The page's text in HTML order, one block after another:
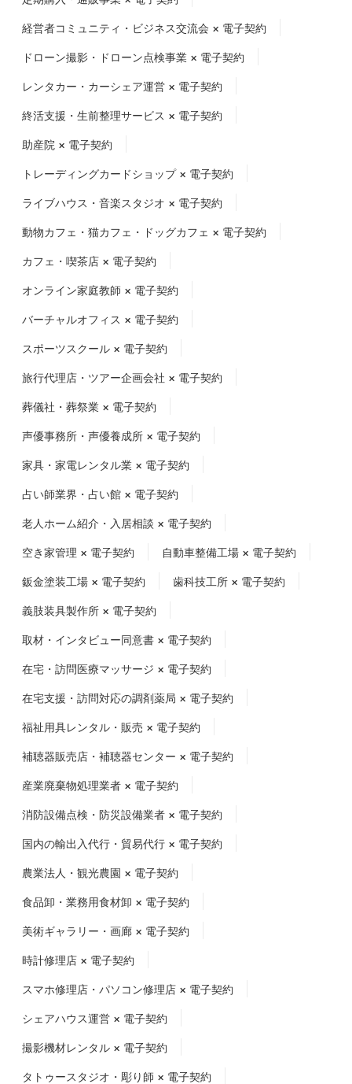
経営者コミュニティ・ビジネス交流会 × 電子契約
ドローン撮影・ドローン点検事業 × 電子契約
レンタカー・カーシェア運営 × 電子契約
終活支援・生前整理サービス × 電子契約
助産院 × 電子契約
トレーディングカードショップ × 電子契約
ライブハウス・音楽スタジオ × 電子契約
動物カフェ・猫カフェ・ドッグカフェ × 電子契約
カフェ・喫茶店 × 電子契約
オンライン家庭教師 × 電子契約
バーチャルオフィス × 電子契約
スポーツスクール × 電子契約
旅行代理店・ツアー企画会社 × 電子契約
葬儀社・葬祭業 × 電子契約
声優事務所・声優養成所 × 電子契約
家具・家電レンタル業 × 電子契約
占い師業界・占い館 × 電子契約
老人ホーム紹介・入居相談 × 電子契約
空き家管理 × 電子契約 自動車整備工場 × 電子契約
鈑金塗装工場 × 電子契約 歯科技工所 × 電子契約
義肢装具製作所 × 電子契約
取材・インタビュー同意書 × 電子契約
在宅・訪問医療マッサージ × 電子契約
在宅支援・訪問対応の調剤薬局 × 電子契約
福祉用具レンタル・販売 × 電子契約
補聴器販売店・補聴器センター × 電子契約
産業廃棄物処理業者 × 電子契約
消防設備点検・防災設備業者 × 電子契約
国内の輸出入代行・貿易代行 × 電子契約
農業法人・観光農園 × 電子契約
食品卸・業務用食材卸 × 電子契約
美術ギャラリー・画廊 × 電子契約
時計修理店 × 電子契約
スマホ修理店・パソコン修理店 × 電子契約
シェアハウス運営 × 電子契約
撮影機材レンタル × 電子契約
タトゥースタジオ・彫り師 × 電子契約